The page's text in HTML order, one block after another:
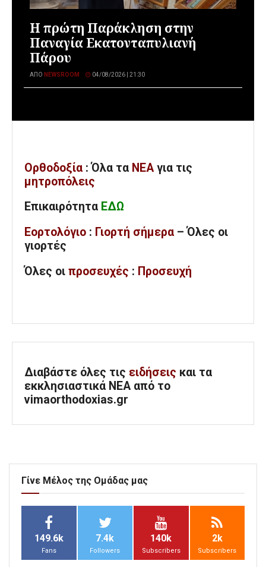
Η πρώτη Παράκληση στην
Παναγία Εκατονταπυλιανή
Πάρου
ΑΠΌ NEWSROOM 04/08/2026 | 21:30
Ορθοδοξία : Όλα τα ΝΕΑ για τις
μητροπόλεις
Επικαιρότητα ΕΔΩ
Εορτολόγιο : Γιορτή σήμερα – Όλες οι
γιορτές
Όλες οι προσευχές : Προσευχή
Διαβάστε όλες τις ειδήσεις και τα
εκκλησιαστικά ΝΕΑ από το
vimaorthodoxias.gr
Γίνε Μέλος της Ομάδας μας
149.6k
Fans
7.4k
Followers
140k
Subscribers
2k
Subscribers